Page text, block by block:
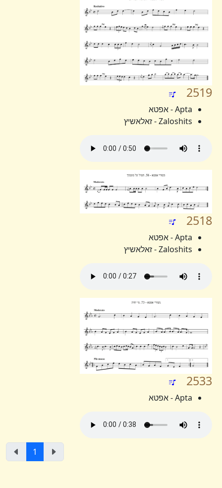
2519
Apta - אפטא
Zaloshits - זאלאשיץ
2518
Apta - אפטא
Zaloshits - זאלאשיץ
2533
Apta - אפטא